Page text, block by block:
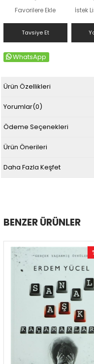
Favorilere Ekle İstek
Tavsiye Et
WhatsApp
Ürün Özellikleri
Yorumlar(0)
Ödeme Seçenekleri
Ürün Önerileri
Daha Fazla Keşfet
BENZER ÜRÜNLER